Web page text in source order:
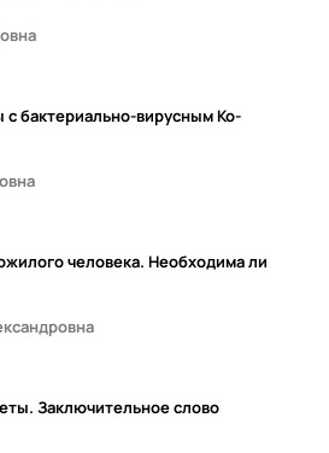
бактериально-вирусным Ко-
человека. Необходима ли
Заключительное слово